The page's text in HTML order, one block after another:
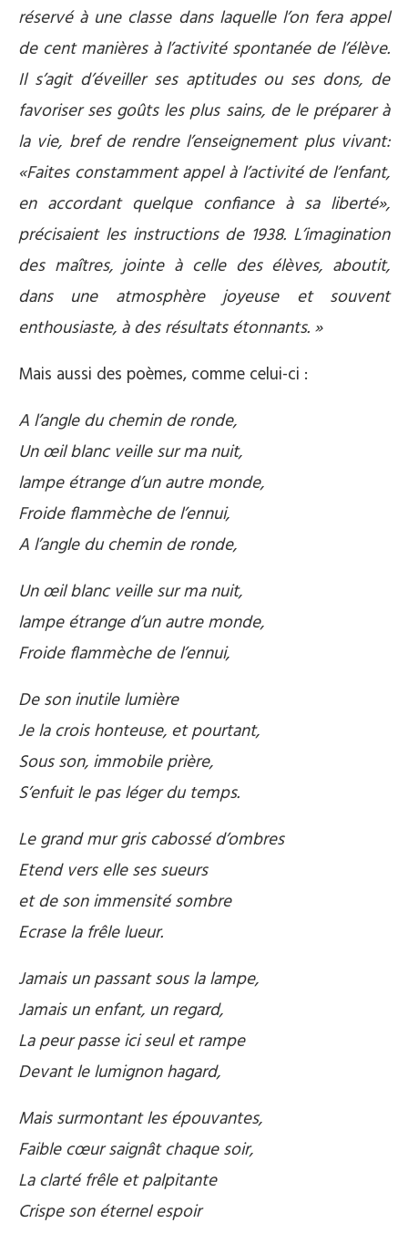
réservé à une classe dans laquelle l’on fera appel
de cent manières à l’activité spontanée de l’élève.
Il s’agit d’éveiller ses aptitudes ou ses dons, de
favoriser ses goûts les plus sains, de le préparer à
la vie, bref de rendre l’enseignement plus vivant:
«Faites constamment appel à l’activité de l’enfant,
en accordant quelque confiance à sa liberté»,
précisaient les instructions de 1938. L’imagination
des maîtres, jointe à celle des élèves, aboutit,
dans une atmosphère joyeuse et souvent
enthousiaste, à des résultats étonnants. »
Mais aussi des poèmes, comme celui-ci :
A l’angle du chemin de ronde,
Un œil blanc veille sur ma nuit,
lampe étrange d’un autre monde,
Froide flammèche de l’ennui,
A l’angle du chemin de ronde,
Un œil blanc veille sur ma nuit,
lampe étrange d’un autre monde,
Froide flammèche de l’ennui,
De son inutile lumière
Je la crois honteuse, et pourtant,
Sous son, immobile prière,
S’enfuit le pas léger du temps.
Le grand mur gris cabossé d’ombres
Etend vers elle ses sueurs
et de son immensité sombre
Ecrase la frêle lueur.
Jamais un passant sous la lampe,
Jamais un enfant, un regard,
La peur passe ici seul et rampe
Devant le lumignon hagard,
Mais surmontant les épouvantes,
Faible cœur saignât chaque soir,
La clarté frêle et palpitante
Crispe son éternel espoir